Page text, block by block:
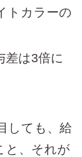
トカラーの
差は3倍に
しても、給
と、それが